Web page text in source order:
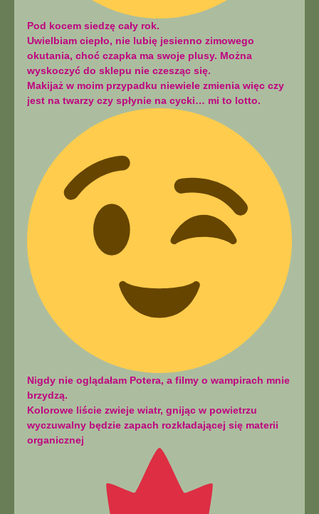
Pod kocem siedzę cały rok.
Uwielbiam ciepło, nie lubię jesienno zimowego
okutania, choć czapka ma swoje plusy. Można
wyskoczyć do sklepu nie czesząc się.
Makijaż w moim przypadku niewiele zmienia więc czy
jest na twarzy czy spłynie na cycki… mi to lotto.
Nigdy nie oglądałam Potera, a filmy o wampirach mnie
brzydzą.
Kolorowe liście zwieje wiatr, gnijąc w powietrzu
wyczuwalny będzie zapach rozkładającej się materii
organicznej